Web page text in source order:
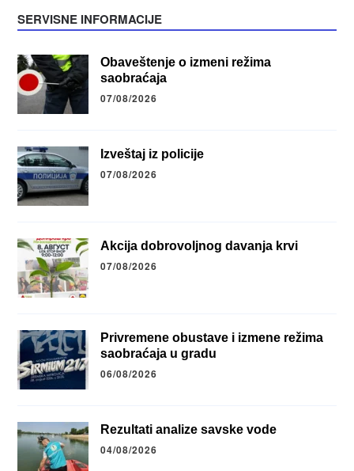
SERVISNE INFORMACIJE
Obaveštenje o izmeni režima
saobraćaja
07/08/2026
Izveštaj iz policije
07/08/2026
Akcija dobrovoljnog davanja krvi
07/08/2026
Privremene obustave i izmene režima
saobraćaja u gradu
06/08/2026
Rezultati analize savske vode
04/08/2026